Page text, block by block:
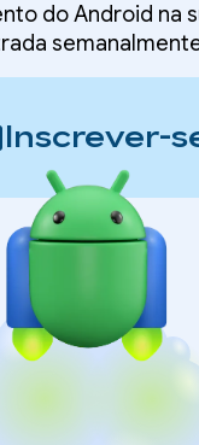
do Android na
Inscrever-